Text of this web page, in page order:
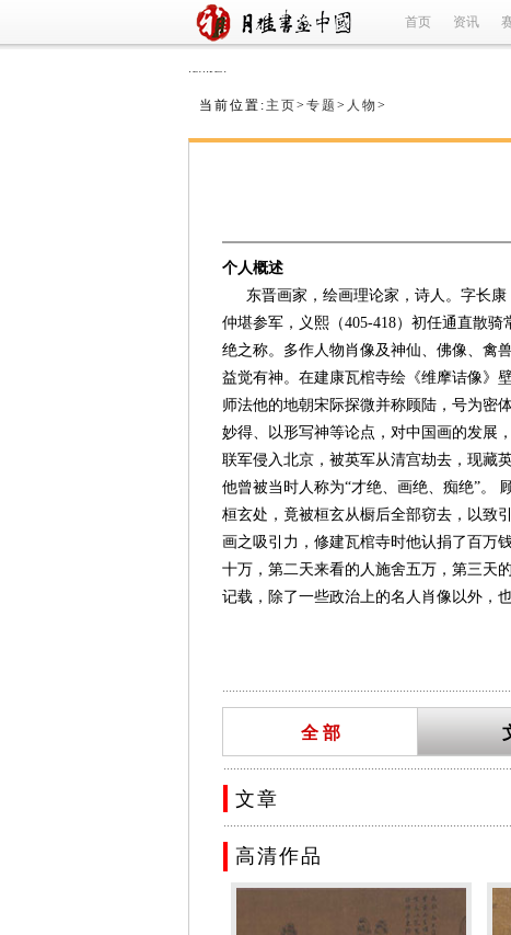
首页 资讯
refused
当前位置: 主页> 专题 > 人物 >
个人概述
东晋画家，绘画理论家，诗人。字长康
仲堪参军，义熙（405-418）初任通直散
绝之称。多作人物肖像及神仙、佛像、禽
益觉有神。在建康瓦棺寺绘《维摩诘像》
师法他的地朝宋际探微并称顾陆，号为密
妙得、以形写神等论点，对中国画的发展
联军侵入北京，被英军从清宫劫去，现藏
他曾被当时人称为“才绝、画绝、痴绝”。
桓玄处，竟被桓玄从橱后全部窃去，以致
画之吸引力，修建瓦棺寺时他认捐了百万
十万，第二天来看的人施舍五万，第三天
记载，除了一些政治上的名人肖像以外，
画了一些神仙的图像，因为那也是当时流
重要的画家，代表了汉代美术得到迅速发
晋陵无锡(今属江苏省)人。曾任参军、散
画人物主张传神，重视点睛，认为“传神
利用环境描绘来表现人物的志趣风度。画
空，流水行地，自然流畅。顾恺之的作品
也有突出成就，今存有《魏晋胜流画赞》
精神状态和性格特征，重视对所绘对象的
以形写神。顾恺之的绘画及其理论上的成
全 部
文章
高清作品